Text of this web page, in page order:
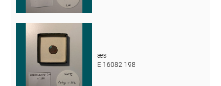
æs
E 16082 198